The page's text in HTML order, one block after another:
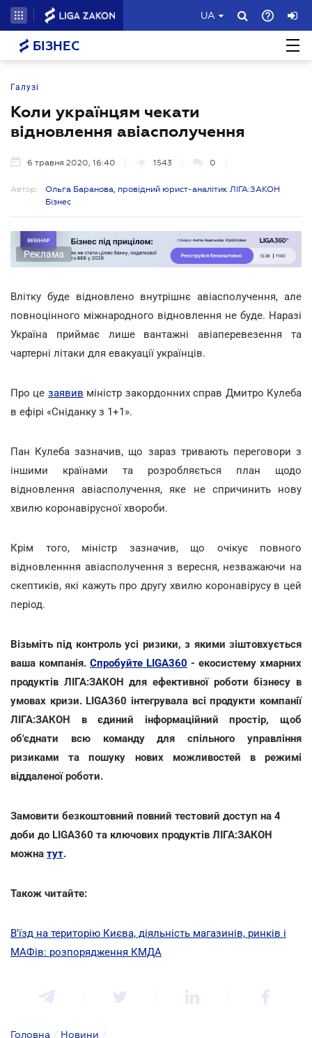
UA
БІЗНЕС
Галузі
Коли українцям чекати
відновлення авіасполучення
6 травня 2020, 16:40 1543 0
Автор:
Ольга Баранова, провідний юрист-аналітик ЛІГА:ЗАКОН
Бізнес
Реклама
Влітку буде відновлено внутрішнє авіасполучення, але
повноцінного міжнародного відновлення не буде. Наразі
Україна приймає лише вантажні авіаперевезення та
чартерні літаки для евакуації українців.
Про це заявив міністр закордонних справ Дмитро Кулеба
в ефірі «Сніданку з 1+1».
Пан Кулеба зазначив, що зараз тривають переговори з
іншими країнами та розробляється план щодо
відновлення авіасполучення, яке не спричинить нову
хвилю коронавірусної хвороби.
Крім того, міністр зазначив, що очікує повного
відновленння авіасполучення з вересня, незважаючи на
скептиків, які кажуть про другу хвилю коронавірусу в цей
період.
Візьміть під контроль усі ризики, з якими зіштовхується
ваша компанія. Спробуйте LIGA360 - екосистему хмарних
продуктів ЛІГА:ЗАКОН для ефективної роботи бізнесу в
умовах кризи. LIGA360 інтегрувала всі продукти компанії
ЛІГА:ЗАКОН в єдиний інформаційний простір, щоб
об'єднати всю команду для спільного управління
ризиками та пошуку нових можливостей в режимі
віддаленої роботи.
Замовити безкоштовний повний тестовий доступ на 4
доби до LIGA360 та ключових продуктів ЛІГА:ЗАКОН
можна тут.
Також читайте:
В'їзд на територію Києва, діяльність магазинів, ринків і
МАФів: розпорядження КМДА
Головна / Новини /